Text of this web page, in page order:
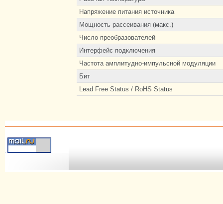
Напряжение питания источника
Мощность рассеивания (макс.)
Число преобразователей
Интерфейс подключения
Частота амплитудно-импульсной модуляции
Бит
Lead Free Status / RoHS Status